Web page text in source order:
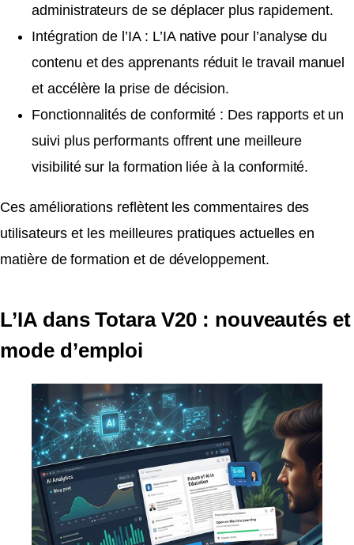
administrateurs de se déplacer plus rapidement.
Intégration de l’IA : L’IA native pour l’analyse du
contenu et des apprenants réduit le travail manuel
et accélère la prise de décision.
Fonctionnalités de conformité : Des rapports et un
suivi plus performants offrent une meilleure
visibilité sur la formation liée à la conformité.
Ces améliorations reflètent les commentaires des
utilisateurs et les meilleures pratiques actuelles en
matière de formation et de développement.
L’IA dans Totara V20 : nouveautés et
mode d’emploi